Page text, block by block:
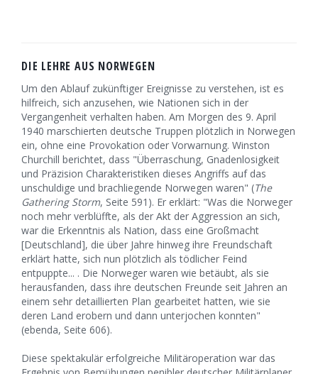
DIE LEHRE AUS NORWEGEN
Um den Ablauf zukünftiger Ereignisse zu verstehen, ist es
hilfreich, sich anzusehen, wie Nationen sich in der
Vergangenheit verhalten haben. Am Morgen des 9. April
1940 marschierten deutsche Truppen plötzlich in Norwegen
ein, ohne eine Provokation oder Vorwarnung. Winston
Churchill berichtet, dass "Überraschung, Gnadenlosigkeit
und Präzision Charakteristiken dieses Angriffs auf das
unschuldige und brachliegende Norwegen waren" (The
Gathering Storm, Seite 591). Er erklärt: "Was die Norweger
noch mehr verblüffte, als der Akt der Aggression an sich,
war die Erkenntnis als Nation, dass eine Großmacht
[Deutschland], die über Jahre hinweg ihre Freundschaft
erklärt hatte, sich nun plötzlich als tödlicher Feind
entpuppte... . Die Norweger waren wie betäubt, als sie
herausfanden, dass ihre deutschen Freunde seit Jahren an
einem sehr detaillierten Plan gearbeitet hatten, wie sie
deren Land erobern und dann unterjochen konnten"
(ebenda, Seite 606).
Diese spektakulär erfolgreiche Militäroperation war das